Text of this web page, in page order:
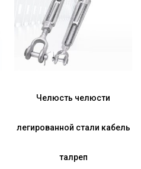
Челюсть челюсти
легированной стали кабель
талреп